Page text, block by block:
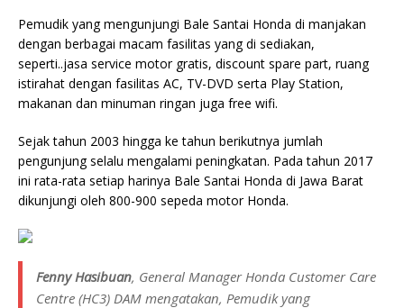
Pemudik yang mengunjungi Bale Santai Honda di manjakan
dengan berbagai macam fasilitas yang di sediakan,
seperti..jasa service motor gratis, discount spare part, ruang
istirahat dengan fasilitas AC, TV-DVD serta Play Station,
makanan dan minuman ringan juga free wifi.
Sejak tahun 2003 hingga ke tahun berikutnya jumlah
pengunjung selalu mengalami peningkatan. Pada tahun 2017
ini rata-rata setiap harinya Bale Santai Honda di Jawa Barat
dikunjungi oleh 800-900 sepeda motor Honda.
Fenny Hasibuan, General Manager Honda Customer Care
Centre (HC3) DAM mengatakan, Pemudik yang